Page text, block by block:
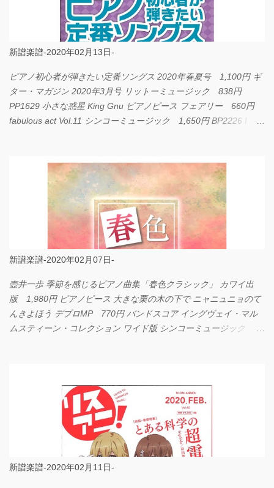
新譜楽譜-2020年02月13日-
ピアノ初心者が弾きたい定番ソングス 2020年春夏号 1,100円 ギ
ター・マガジン 2020年3月号 リットーミュージック 838円
PP1629 小さな惑星 King Gnu ピアノピース フェアリー 660円
fabulous act Vol.11 シンコーミュージック 1,650円 BP2226 I
新譜楽譜-2020年02月07日-
壺井一歩 季節を感じるピアノ曲集「春色クラシック」 カワイ出
版 1,980円 ピアノピース 大きな栗の木の下で ニャニュニョのて
んきよほう デプロMP 770円 バンドスコア イングヴェイ・マル
ムスティーン・コレクション ワイド版 シンコーミュージック
新譜楽譜-2020年02月11日-